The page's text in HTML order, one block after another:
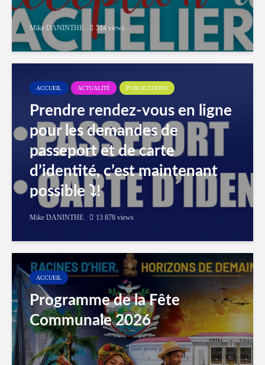
Mike DANINTHE 514 views
ACCUEIL ACTUALITÉ PUBLICATIONS
Prendre rendez-vous en ligne
pour les demandes de
passeport et de carte
d’identité, c’est maintenant
possible ⤵️!
Mike DANINTHE 13 878 views
ACCUEIL
Programme de la Fête
Communale 2026